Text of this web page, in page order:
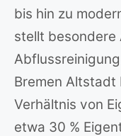
bis hin zu
stellt besondere
Bremen Altstadt
Verhältnis von
etwa 30 %